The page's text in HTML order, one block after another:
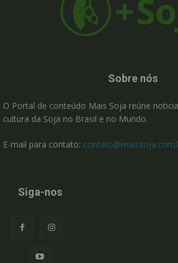
Sobre nós
O Portal de conteúdo Mais Soja reúne
cultura da Soja no Brasil e no Mundo.
E-mail para contato:
Siga-nos